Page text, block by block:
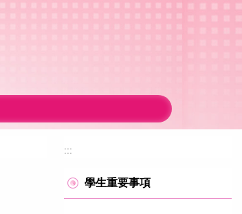
:::
學生重要事項